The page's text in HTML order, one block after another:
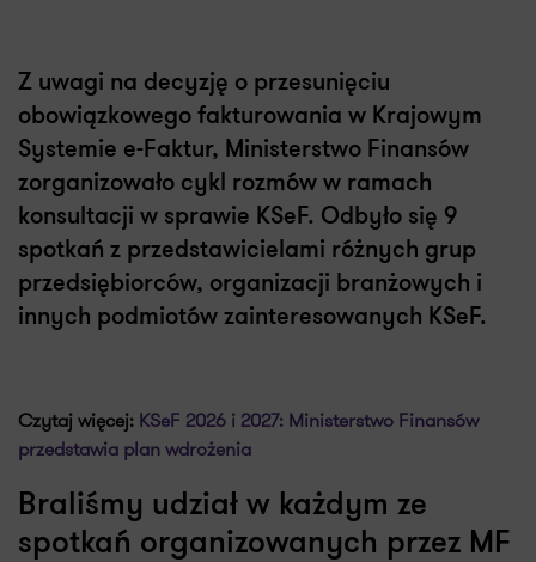
Z uwagi na decyzję o przesunięciu
obowiązkowego fakturowania w Krajowym
Systemie e-Faktur, Ministerstwo Finansów
zorganizowało cykl rozmów w ramach
konsultacji w sprawie KSeF. Odbyło się 9
spotkań z przedstawicielami różnych grup
przedsiębiorców, organizacji branżowych i
innych podmiotów zainteresowanych KSeF.
Czytaj więcej: KSeF 2026 i 2027: Ministerstwo Finansów
przedstawia plan wdrożenia
Braliśmy udział w każdym ze
spotkań organizowanych przez MF